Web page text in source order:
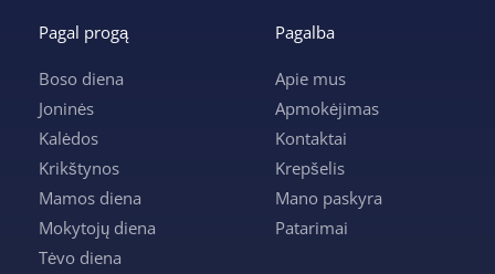
Pagal progą
Boso diena
Joninės
Kalėdos
Krikštynos
Mamos diena
Mokytojų diena
Tėvo diena
Pagalba
Apie mus
Apmokėjimas
Kontaktai
Krepšelis
Mano paskyra
Patarimai